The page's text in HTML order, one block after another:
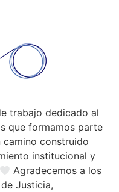
trabajo dedicado al
que formamos parte
camino construido
institucional y
Agradecemos a los
Justicia,